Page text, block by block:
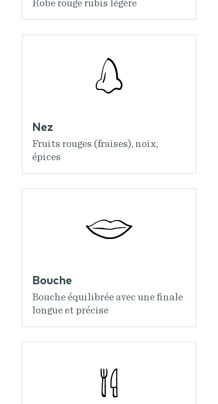
Robe rouge rubis légère
Nez
Fruits rouges (fraises), noix,
épices
Bouche
Bouche équilibrée avec une finale
longue et précise